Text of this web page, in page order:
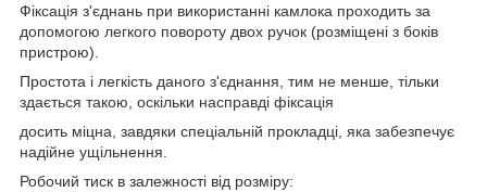
Фіксація з'єднань при використанні камлока проходить за
допомогою легкого повороту двох ручок (розміщені з боків
пристрою).
Простота і легкість даного з'єднання, тим не менше, тільки
здається такою, оскільки насправді фіксація
досить міцна, завдяки спеціальній прокладці, яка забезпечує
надійне ущільнення.
Робочий тиск в залежності від розміру: